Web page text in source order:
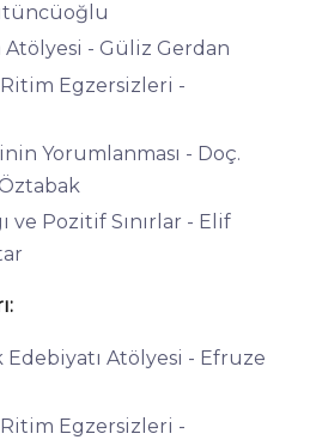
Atölyesi - Güliz Gerdan
Egzersizleri -
Yorumlanması - Doç.
ve Pozitif Sınırlar - Elif
Atölyesi - Efruze
Egzersizleri -